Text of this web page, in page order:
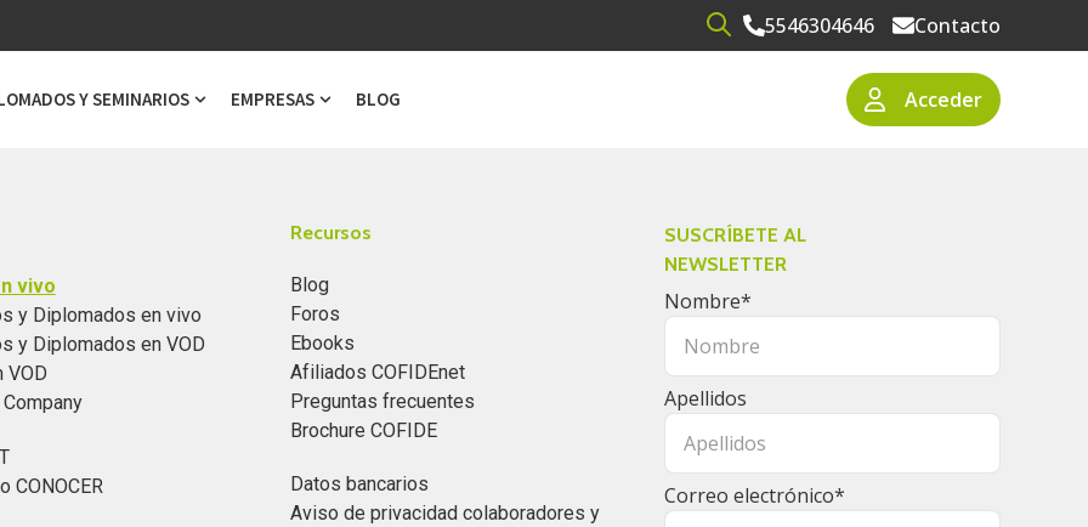
Open search5546304646 Contacto
for Cursos
Y SEMINARIOS
Show submenu for Diplomados y Seminarios
EMPRESAS
Show submenu for Empresas
BLOG Acceder
vivo
y Diplomados en vivo
y Diplomados en VOD
VOD
CONOCER
Recursos
Blog
Foros
Ebooks
Afiliados COFIDEnet
Preguntas frecuentes
Brochure COFIDE
Datos bancarios
Aviso de privacidad colaboradores y
SUSCRÍBETE AL
NEWSLETTER
Nombre*
Apellidos
Correo electrónico*